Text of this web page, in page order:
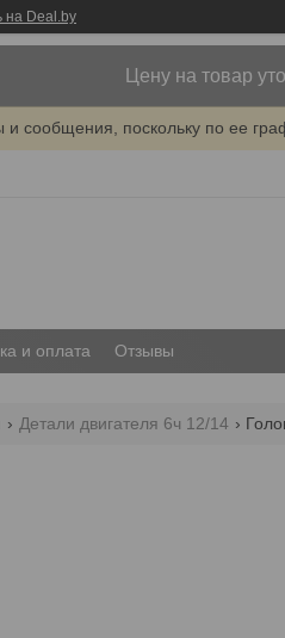
на Deal.by
Цену на товар
сообщения, поскольку по ее
и оплата Отзывы
Детали двигателя 6ч 12/14